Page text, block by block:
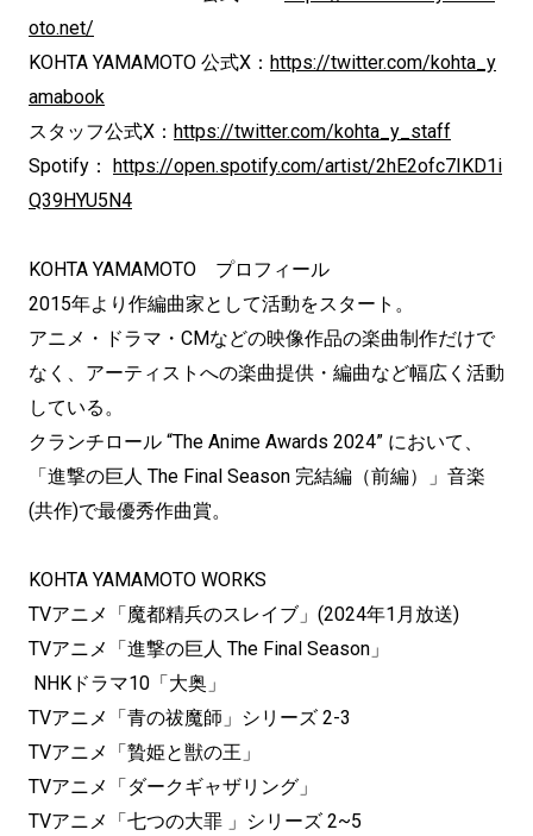
oto.net/
KOHTA YAMAMOTO 公式X： https://twitter.com/kohta_y
amabook
スタッフ公式X： https://twitter.com/kohta_y_staff
Spotify： https://open.spotify.com/artist/2hE2ofc7IKD1i
Q39HYU5N4
KOHTA YAMAMOTO プロフィール
2015年より作編曲家として活動をスタート。
アニメ・ドラマ・CMなどの映像作品の楽曲制作だけで
なく、アーティストへの楽曲提供・編曲など幅広く活動
している。
クランチロール “The Anime Awards 2024” において、
「進撃の巨人 The Final Season 完結編（前編）」音楽
(共作)で最優秀作曲賞。
KOHTA YAMAMOTO WORKS
TVアニメ「魔都精兵のスレイブ」(2024年1月放送)
TVアニメ「進撃の巨人 The Final Season」
NHKドラマ10「大奥」
TVアニメ「青の祓魔師」シリーズ 2-3
TVアニメ「贄姫と獣の王」
TVアニメ「ダークギャザリング」
TVアニメ「七つの大罪 」シリーズ 2~5